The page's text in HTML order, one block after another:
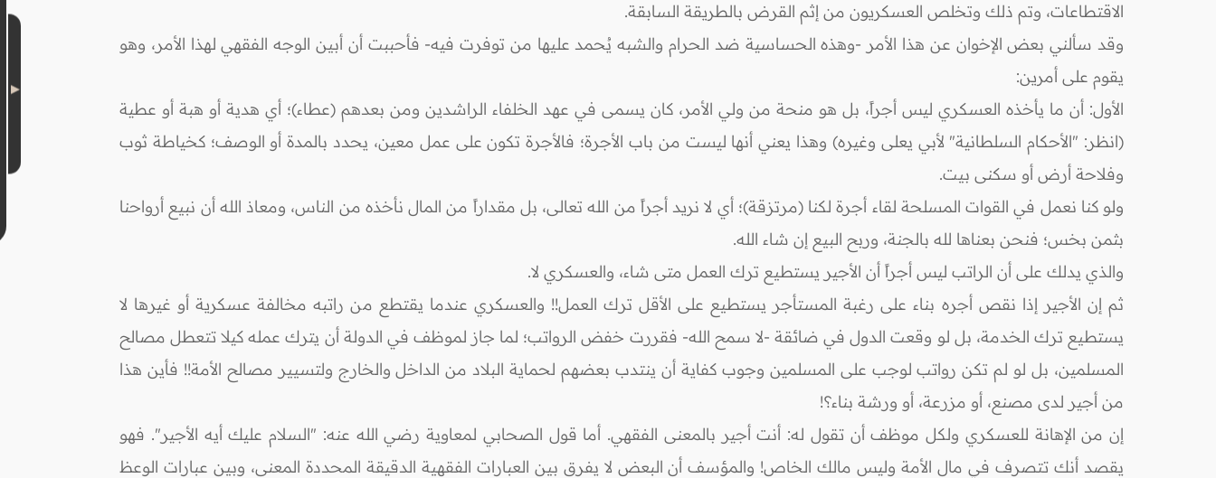
الاقتطاعات، وتم ذلك وتخلص العسكريون من إثم القرض بالطريقة السابقة.
وقد سألني بعض الإخوان عن هذا الأمر -وهذه الحساسية ضد الحرام والشبه يُحمد عليها من توفرت فيه- فأحببت أن أبين الوجه الفقهي لهذا الأمر، وهو
يقوم على أمرين:
الأول: أن ما يأخذه العسكري ليس أجراً، بل هو منحة من ولي الأمر، كان يسمى في عهد الخلفاء الراشدين ومن بعدهم (عطاء)؛ أي هدية أو هبة أو عطية
(انظر: "الأحكام السلطانية" لأبي يعلى وغيره) وهذا يعني أنها ليست من باب الأجرة؛ فالأجرة تكون على عمل معين، يحدد بالمدة أو الوصف؛ كخياطة ثوب
وفلاحة أرض أو سكنى بيت.
ولو كنا نعمل في القوات المسلحة لقاء أجرة لكنا (مرتزقة)؛ أي لا نريد أجراً من الله تعالى، بل مقداراً من المال نأخذه من الناس، ومعاذ الله أن نبيع أرواحنا
بثمن بخس؛ فنحن بعناها لله بالجنة، وربح البيع إن شاء الله.
والذي يدلك على أن الراتب ليس أجراً أن الأجير يستطيع ترك العمل متى شاء، والعسكري لا.
ثم إن الأجير إذا نقص أجره بناء على رغبة المستأجر يستطيع على الأقل ترك العمل!! والعسكري عندما يقتطع من راتبه مخالفة عسكرية أو غيرها لا
يستطيع ترك الخدمة، بل لو وقعت الدول في ضائقة -لا سمح الله- فقررت خفض الرواتب؛ لما جاز لموظف في الدولة أن يترك عمله كيلا تتعطل مصالح
المسلمين، بل لو لم تكن رواتب لوجب على المسلمين وجوب كفاية أن ينتدب بعضهم لحماية البلاد من الداخل والخارج ولتسيير مصالح الأمة!! فأين هذا
من أجير لدى مصنع، أو مزرعة، أو ورشة بناء؟!
إن من الإهانة للعسكري ولكل موظف أن تقول له: أنت أجير بالمعنى الفقهي. أما قول الصحابي لمعاوية رضي الله عنه: "السلام عليك أيه الأجير". فهو
يقصد أنك تتصرف في مال الأمة وليس مالك الخاص! والمؤسف أن البعض لا يفرق بين العبارات الفقهية الدقيقة المحددة المعنى، وبين عبارات الوعظ